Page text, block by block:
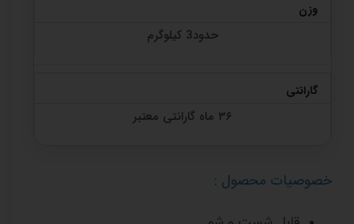
وزن
حدود3 کیلوگرم
گارانتی
۳۶ ماه گارانتی معتبر
خصوصیات محصول :